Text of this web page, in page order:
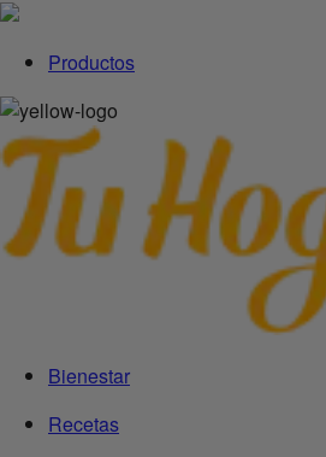
Productos
Bienestar
Recetas